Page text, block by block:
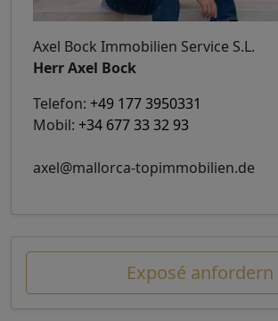
Axel Bock Immobilien Service S.L.
Herr Axel Bock
Telefon: +49 177 3950331
Mobil: +34 677 33 32 93
axel@mallorca-topimmobilien.de
Exposé anfordern